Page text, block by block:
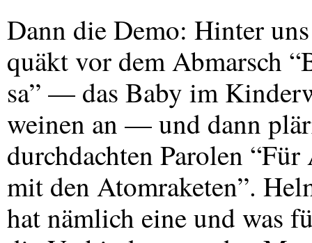
Dann die Demo: Hinter
quäkt vor dem Abmarsch
sa” — das Baby im
weinen an — und dann
durchdachten Parolen
mit den Atomraketen”.
hat nämlich eine und was